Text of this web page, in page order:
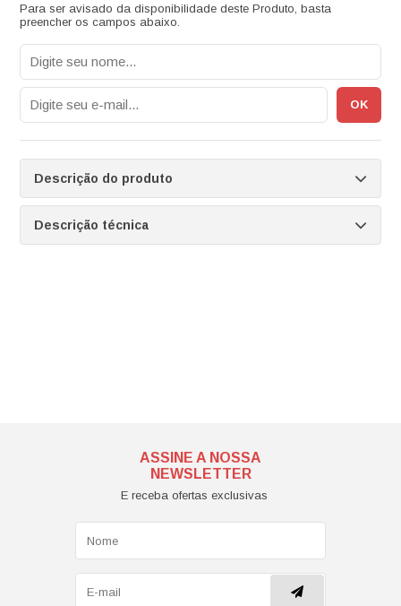
Para ser avisado da disponibilidade deste Produto, basta
preencher os campos abaixo.
Descrição do produto
Descrição técnica
ASSINE A NOSSA
NEWSLETTER
E receba ofertas exclusivas